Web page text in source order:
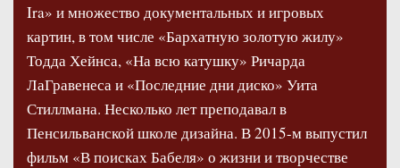
Ira» и множество документальных и игровых
картин, в том числе «Бархатную золотую жилу»
Тодда Хейнса, «На всю катушку» Ричарда
ЛаГравенеса и «Последние дни диско» Уита
Стиллмана. Несколько лет преподавал в
Пенсильванской школе дизайна. В 2015-м выпустил
фильм «В поисках Бабеля» о жизни и творчестве